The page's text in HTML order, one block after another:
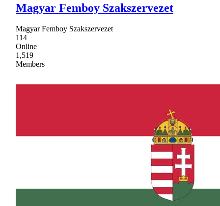
Magyar Femboy Szakszervezet
Magyar Femboy Szakszervezet
114
Online
1,519
Members